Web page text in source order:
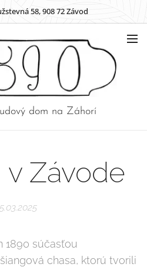
58, 908 72 Závod
dom na Záhorí
v Závode
1890 súčasťou
chasa, ktorú tvorili